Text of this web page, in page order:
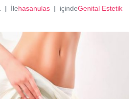
İlehasanulas içindeGenital Estetik